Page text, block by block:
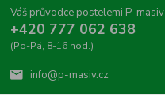
Váš průvodce postelemi P-masiv
+420 777 062 638
(Po-Pá, 8-16 hod.)
info@p-masiv.cz